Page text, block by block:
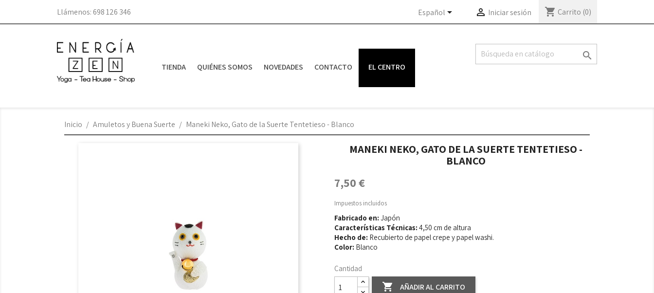
Llámenos: 698 126 346 Español  Iniciar sesión shopping_cart Carrito (0)
TIENDA QUIÉNES SOMOS NOVEDADES CONTACTO EL CENTRO

Inicio Amuletos y Buena Suerte Maneki Neko, Gato de la Suerte Tentetieso - Blanco
MANEKI NEKO, GATO DE LA SUERTE TENTETIESO -
BLANCO
7,50 €
Impuestos incluidos
Fabricado en: Japón
Características Técnicas: 4,50 cm de altura
Hecho de: Recubierto de papel crepe y papel washi.
Color: Blanco
Cantidad
 AÑADIR AL CARRITO